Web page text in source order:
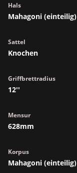
Hals
Mahagoni (einteilig)
Sattel
Knochen
Griffbrettradius
12''
Mensur
628mm
Korpus
Mahagoni (einteilig)